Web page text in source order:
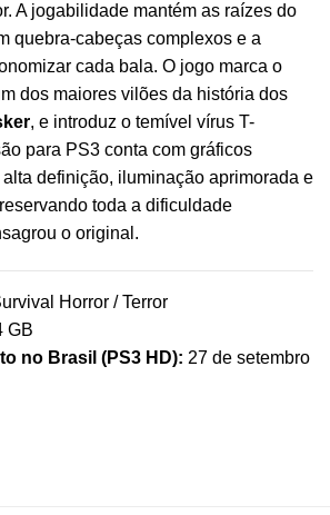
A jogabilidade mantém as raízes do
quebra-cabeças complexos e a
cada bala. O jogo marca o
dos maiores vilões da história dos
, e introduz o temível vírus T-
para PS3 conta com gráficos
definição, iluminação aprimorada e
toda a dificuldade
o original.
Horror / Terror
GB
no Brasil (PS3 HD): 27 de setembro